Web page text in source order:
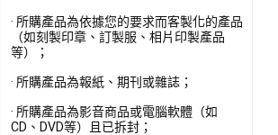
· 所購產品為依據您的要求而客製化的產品
（如刻製印章、訂製服、相片印製產品
等）；
· 所購產品為報紙、期刊或雜誌；
· 所購產品為影音商品或電腦軟體（如
CD、DVD等）且已拆封；